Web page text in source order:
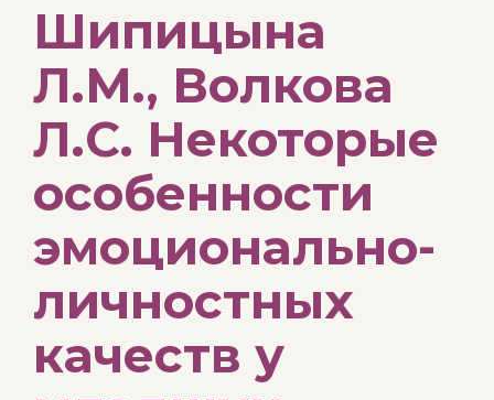
Шипицына
Л.М., Волкова
Л.С. Некоторые
особенности
эмоционально-
личностных
качеств у